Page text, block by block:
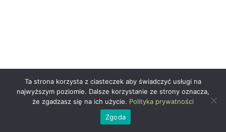
Ta strona korzysta z ciasteczek aby świadczyć usługi na
najwyższym poziomie. Dalsze korzystanie ze strony oznacza,
że zgadzasz się na ich użycie. Polityka prywatności
Zgoda